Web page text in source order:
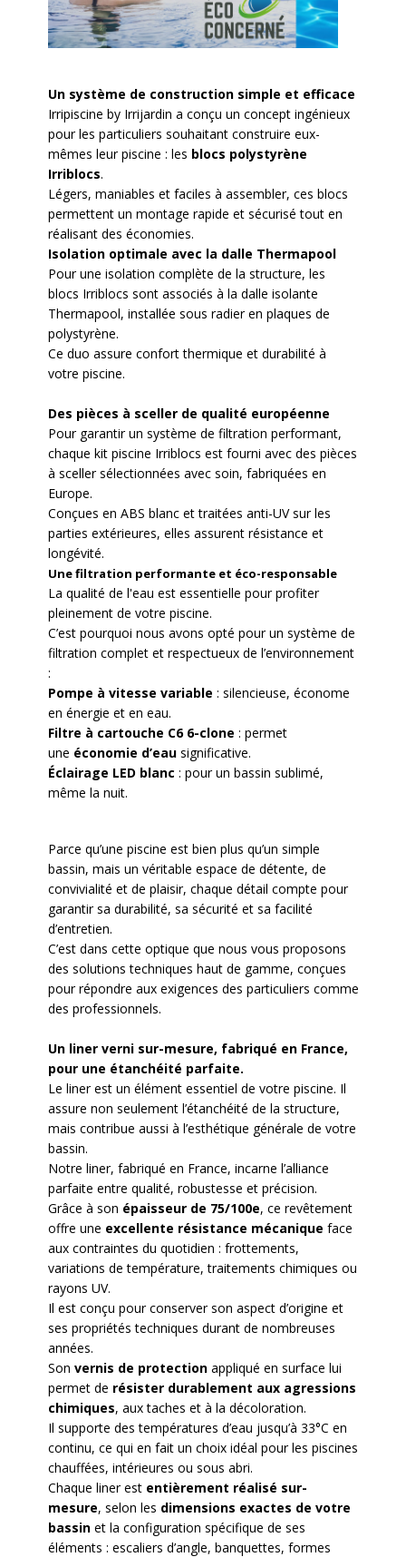
Un système de construction simple et efficace
Irripiscine by Irrijardin a conçu un concept ingénieux
pour les particuliers souhaitant construire eux-
mêmes leur piscine : les blocs polystyrène
Irriblocs.
Légers, maniables et faciles à assembler, ces blocs
permettent un montage rapide et sécurisé tout en
réalisant des économies.
Isolation optimale avec la dalle Thermapool
Pour une isolation complète de la structure, les
blocs Irriblocs sont associés à la dalle isolante
Thermapool, installée sous radier en plaques de
polystyrène.
Ce duo assure confort thermique et durabilité à
votre piscine.
Des pièces à sceller de qualité européenne
Pour garantir un système de filtration performant,
chaque kit piscine Irriblocs est fourni avec des pièces
à sceller sélectionnées avec soin, fabriquées en
Europe.
Conçues en ABS blanc et traitées anti-UV sur les
parties extérieures, elles assurent résistance et
longévité.
Une filtration performante et éco-responsable
La qualité de l'eau est essentielle pour profiter
pleinement de votre piscine.
C’est pourquoi nous avons opté pour un système de
filtration complet et respectueux de l’environnement
:
Pompe à vitesse variable : silencieuse, économe
en énergie et en eau.
Filtre à cartouche C6 6-clone : permet
une économie d’eausignificative.
Éclairage LED blanc : pour un bassin sublimé,
même la nuit.
Parce qu’une piscine est bien plus qu’un simple
bassin, mais un véritable espace de détente, de
convivialité et de plaisir, chaque détail compte pour
garantir sa durabilité, sa sécurité et sa facilité
d’entretien.
C’est dans cette optique que nous vous proposons
des solutions techniques haut de gamme, conçues
pour répondre aux exigences des particuliers comme
des professionnels.
Un liner verni sur-mesure, fabriqué en France,
pour une étanchéité parfaite.
Le liner est un élément essentiel de votre piscine. Il
assure non seulement l’étanchéité de la structure,
mais contribue aussi à l’esthétique générale de votre
bassin.
Notre liner, fabriqué en France, incarne l’alliance
parfaite entre qualité, robustesse et précision.
Grâce à son épaisseur de 75/100e, ce revêtement
offre une excellente résistance mécanique face
aux contraintes du quotidien : frottements,
variations de température, traitements chimiques ou
rayons UV.
Il est conçu pour conserver son aspect d’origine et
ses propriétés techniques durant de nombreuses
années.
Son vernis de protectionappliqué en surface lui
permet de résister durablement aux agressions
chimiques, aux taches et à la décoloration.
Il supporte des températures d’eau jusqu’à 33°C en
continu, ce qui en fait un choix idéal pour les piscines
chauffées, intérieures ou sous abri.
Chaque liner est entièrement réalisé sur-
mesure, selon les dimensions exactes de votre
bassinet la configuration spécifique de ses
éléments : escaliers d’angle, banquettes, formes